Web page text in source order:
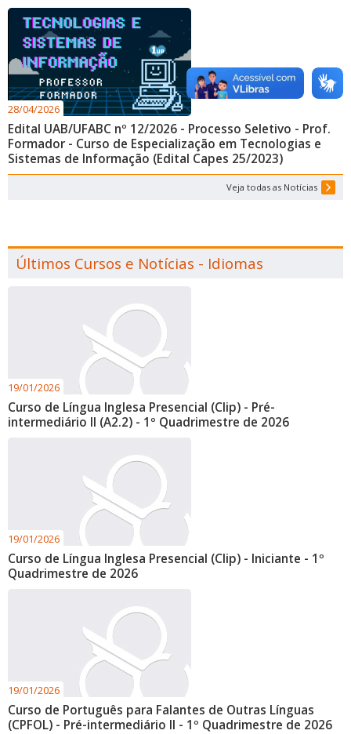
28/04/2026
Edital UAB/UFABC nº 12/2026 - Processo Seletivo - Prof.
Formador - Curso de Especialização em Tecnologias e
Sistemas de Informação (Edital Capes 25/2023)
Veja todas as Notícias
Últimos Cursos e Notícias - Idiomas
19/01/2026
Curso de Língua Inglesa Presencial (Clip) - Pré-
intermediário II (A2.2) - 1º Quadrimestre de 2026
19/01/2026
Curso de Língua Inglesa Presencial (Clip) - Iniciante - 1º
Quadrimestre de 2026
19/01/2026
Curso de Português para Falantes de Outras Línguas
(CPFOL) - Pré-intermediário II - 1º Quadrimestre de 2026